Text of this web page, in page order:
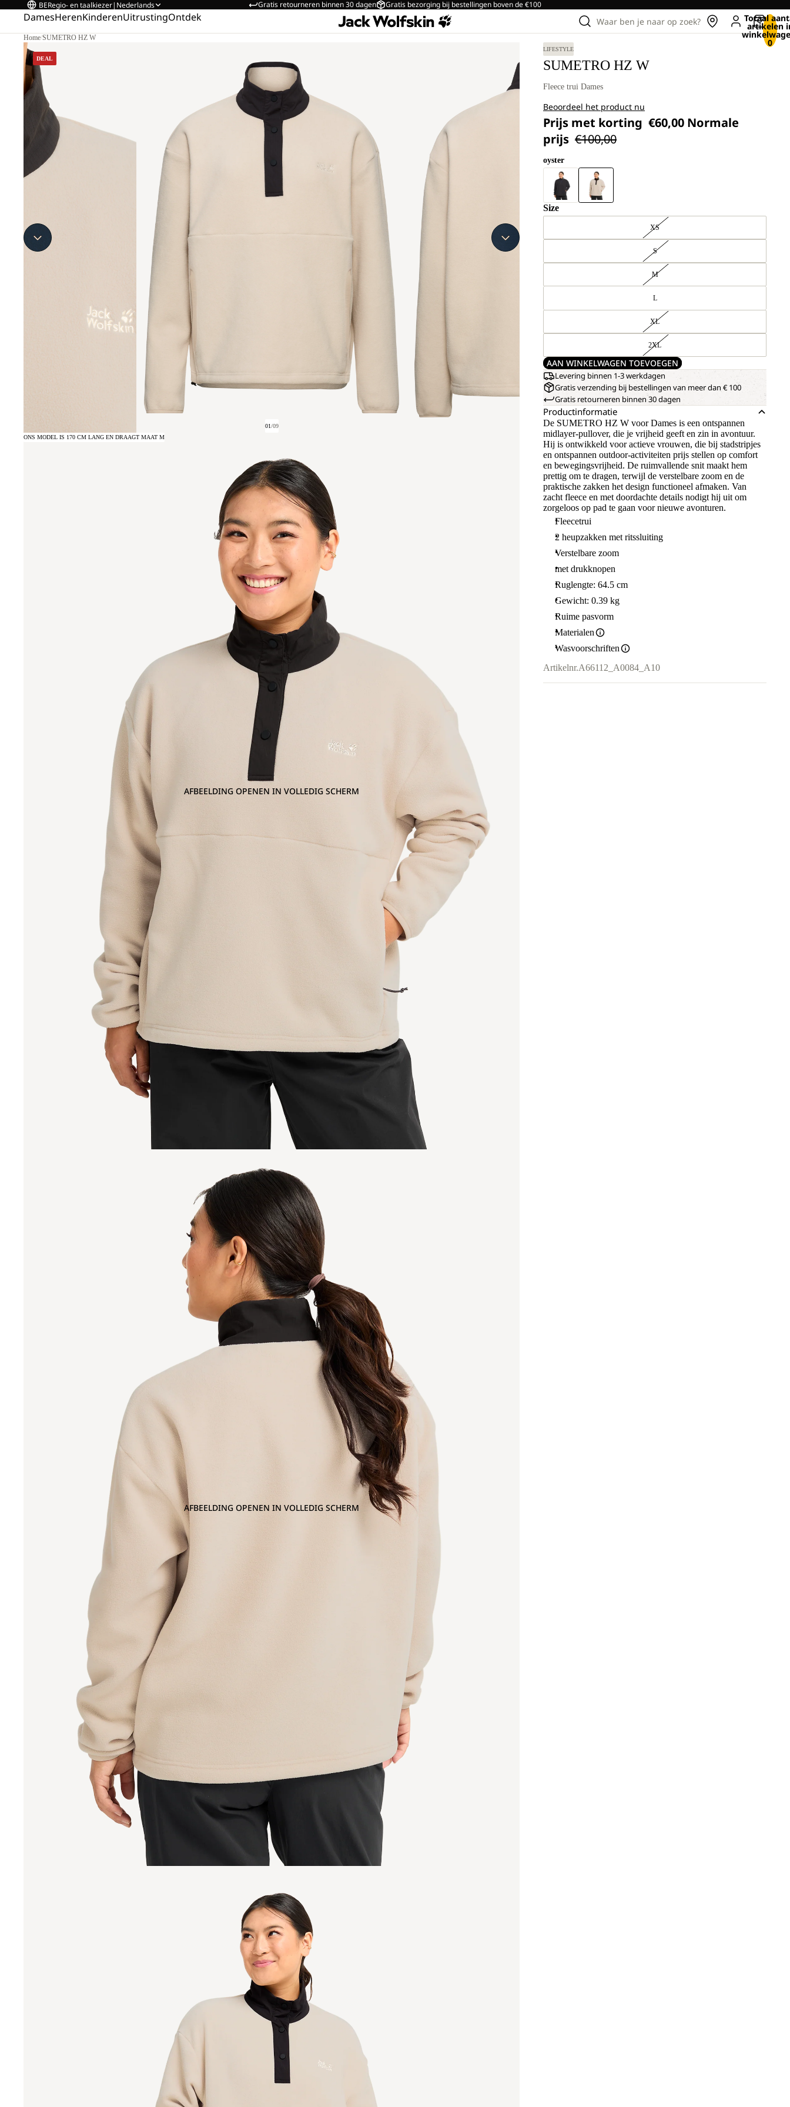
Gratis retourneren binnen 30 dagen Gratis bezorging bij bestellingen boven de €100
BERegio- en taalkiezer| Nederlands
DamesHerenKinderenUitrustingOntdek Waar ben je naar op zoek? Totaal
artikelen
0
Home/SUMETRO HZ W
DEAL
01/09
AFBEELDING OPENEN IN VOLLEDIG SCHERM
ONS MODEL IS 170 CM LANG EN DRAAGT MAAT M
AFBEELDING OPENEN IN VOLLEDIG SCHERM
LIFESTYLE
SUMETRO HZ W
Fleece trui Dames
Beoordeel het product nu
Prijs met korting €60,00 Normale
prijs €100,00
oyster
Size
XS
S
M
L
XL
2XL
AAN WINKELWAGEN TOEVOEGEN
Levering binnen 1-3 werkdagen
Gratis verzending bij bestellingen van meer dan € 100
Gratis retourneren binnen 30 dagen
Productinformatie
De SUMETRO HZ W voor Dames is een ontspannen
midlayer-pullover, die je vrijheid geeft en zin in avontuur.
Hij is ontwikkeld voor actieve vrouwen, die bij stadstripjes
en ontspannen outdoor-activiteiten prijs stellen op comfort
en bewegingsvrijheid. De ruimvallende snit maakt hem
prettig om te dragen, terwijl de verstelbare zoom en de
praktische zakken het design functioneel afmaken. Van
zacht fleece en met doordachte details nodigt hij uit om
zorgeloos op pad te gaan voor nieuwe avonturen.
Fleecetrui
2 heupzakken met ritssluiting
Verstelbare zoom
met drukknopen
Ruglengte: 64.5 cm
Gewicht: 0.39 kg
Ruime pasvorm
Materialen
Wasvoorschriften
Artikelnr.A66112_A0084_A10